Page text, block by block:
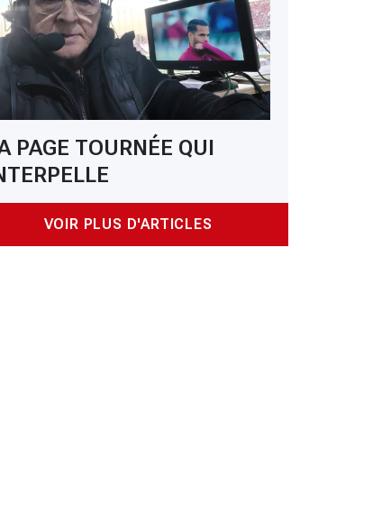
PAGE TOURNÉE QUI
VOIR PLUS D'ARTICLES
1 Mobilis - 14ᵉ journée: la JSK retrouve le chemin de la victoire